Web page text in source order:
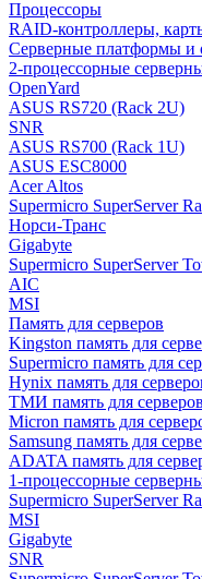
Процессоры
RAID-контроллеры,
Серверные платформы и
2-процессорные
OpenYard
ASUS RS720 (Rack 2U)
SNR
ASUS RS700 (Rack 1U)
ASUS ESC8000
Acer Altos
Supermicro SuperServer
Норси-Транс
Gigabyte
Supermicro SuperServer
AIC
MSI
Память для серверов
Kingston память для
Supermicro память для
Hynix память для
ТМИ память для серверов
Micron память для
Samsung память для
ADATA память для
1-процессорные
Supermicro SuperServer
MSI
Gigabyte
SNR